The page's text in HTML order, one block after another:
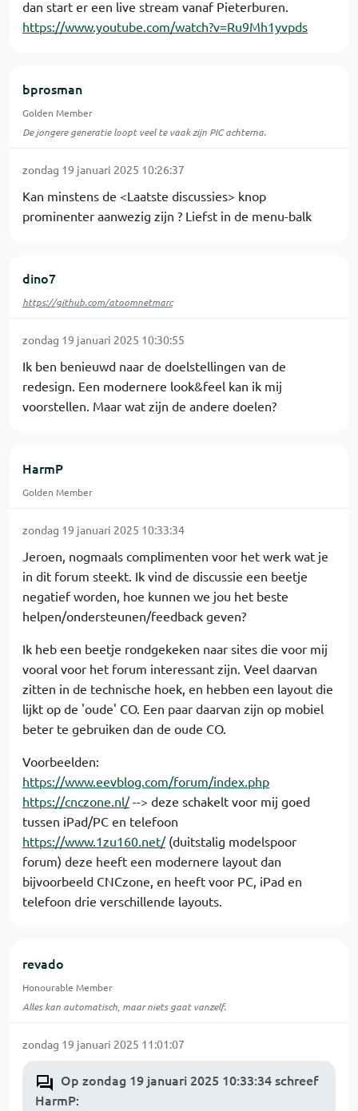
dan start er een live stream vanaf Pieterburen.
https://www.youtube.com/watch?v=Ru9Mh1yvpds
bprosman
Golden Member
De jongere generatie loopt veel te vaak zijn PIC achterna.
zondag 19 januari 2025 10:26:37
Kan minstens de <Laatste discussies> knop
prominenter aanwezig zijn ? Liefst in de menu-balk
dino7
https://github.com/atoomnetmarc
zondag 19 januari 2025 10:30:55
Ik ben benieuwd naar de doelstellingen van de
redesign. Een modernere look&feel kan ik mij
voorstellen. Maar wat zijn de andere doelen?
HarmP
Golden Member
zondag 19 januari 2025 10:33:34
Jeroen, nogmaals complimenten voor het werk wat je
in dit forum steekt. Ik vind de discussie een beetje
negatief worden, hoe kunnen we jou het beste
helpen/ondersteunen/feedback geven?
Ik heb een beetje rondgekeken naar sites die voor mij
vooral voor het forum interessant zijn. Veel daarvan
zitten in de technische hoek, en hebben een layout die
lijkt op de 'oude' CO. Een paar daarvan zijn op mobiel
beter te gebruiken dan de oude CO.
Voorbeelden:
https://www.eevblog.com/forum/index.php
https://cnczone.nl/--> deze schakelt voor mij goed
tussen iPad/PC en telefoon
https://www.1zu160.net/(duitstalig modelspoor
forum) deze heeft een modernere layout dan
bijvoorbeeld CNCzone, en heeft voor PC, iPad en
telefoon drie verschillende layouts.
revado
Honourable Member
Alles kan automatisch, maar niets gaat vanzelf.
zondag 19 januari 2025 11:01:07
Op zondag 19 januari 2025 10:33:34 schreef
HarmP: